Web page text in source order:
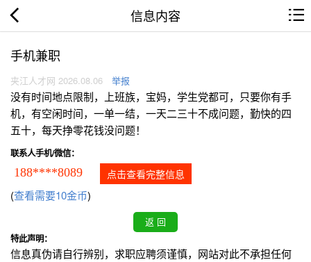
信息内容
手机兼职
夹江人才网 2026.08.06 举报
没有时间地点限制，上班族，宝妈，学生党都可，只要你有手
机，有空闲时间，一单一结，一天二三十不成问题，勤快的四
五十，每天挣零花钱没问题！
联系人手机/微信：
188****8089 点击查看完整信息
(查看需要10金币)
特此声明：
信息真伪请自行辨别，求职应聘须谨慎，网站对此不承担任何